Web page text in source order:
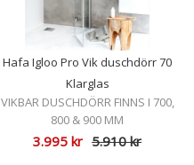
Hafa Igloo Pro Vik duschdörr 70
Klarglas
VIKBAR DUSCHDÖRR FINNS I 700,
800 & 900 MM
3.995 kr 5.910kr